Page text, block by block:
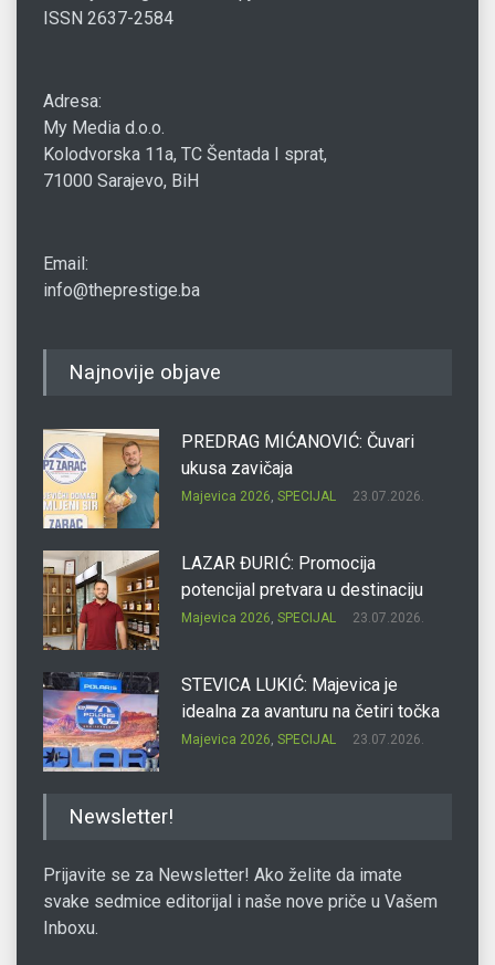
ISSN 2637-2584
Adresa:
My Media d.o.o.
Kolodvorska 11a, TC Šentada I sprat,
71000 Sarajevo, BiH
Email:
info@theprestige.ba
Najnovije objave
PREDRAG MIĆANOVIĆ: Čuvari
ukusa zavičaja
Majevica 2026, SPECIJAL 23.07.2026.
LAZAR ĐURIĆ: Promocija
potencijal pretvara u destinaciju
Majevica 2026, SPECIJAL 23.07.2026.
STEVICA LUKIĆ: Majevica je
idealna za avanturu na četiri točka
Majevica 2026, SPECIJAL 23.07.2026.
Newsletter!
Prijavite se za Newsletter! Ako želite da imate
svake sedmice editorijal i naše nove priče u Vašem
Inboxu.